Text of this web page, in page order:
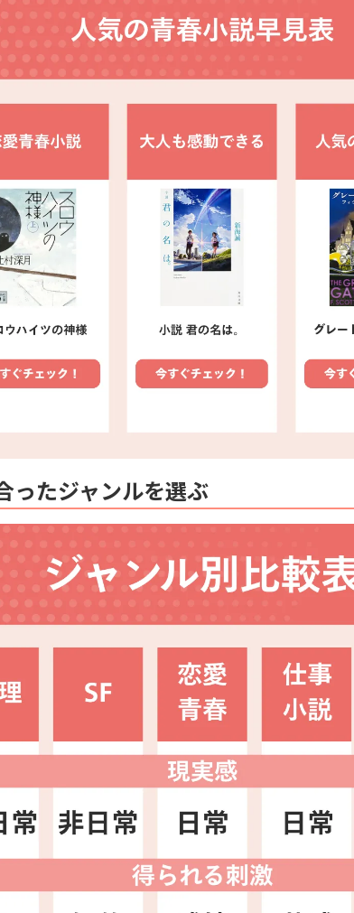
小説のおすすめ商品比較一覧表
の青春小説の人気おすすめ2選
の青春小説のおすすめ商品比較一覧表
べき文学作品の関連記事はこちら
ったジャンルを選ぶ